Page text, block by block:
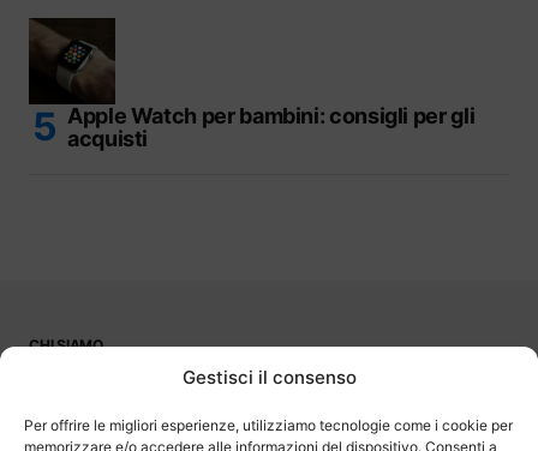
Gestisci il consenso
Per offrire le migliori esperienze, utilizziamo tecnologie come i cookie per
memorizzare e/o accedere alle informazioni del dispositivo. Consenti a
Apple Watch per bambini: consigli per gli
acquisti
CHI SIAMO